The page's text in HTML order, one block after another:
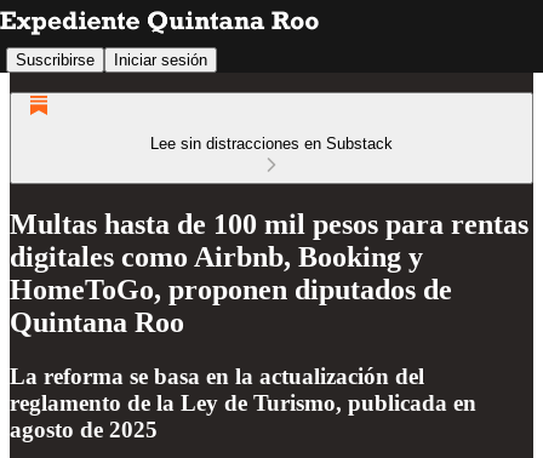
Suscribirse Iniciar sesión
Lee sin distracciones en Substack
Multas hasta de 100 mil pesos para rentas
digitales como Airbnb, Booking y
HomeToGo, proponen diputados de
Quintana Roo
La reforma se basa en la actualización del
reglamento de la Ley de Turismo, publicada en
agosto de 2025